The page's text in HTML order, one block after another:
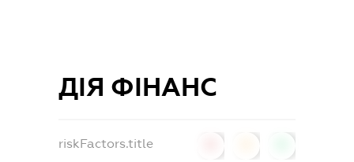
ДІЯ ФІНАНС
riskFactors.title